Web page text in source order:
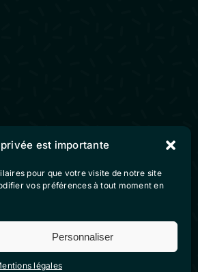
est importante
pour que votre visite de notre site
vos préférences à tout moment en
Personnaliser
légales
nous sur nos